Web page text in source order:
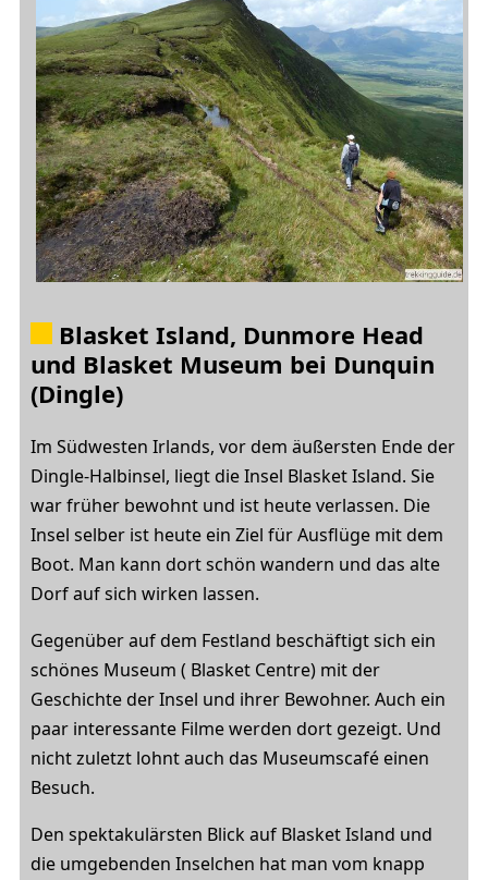
Blasket Island, Dunmore Head
und Blasket Museum bei Dunquin
(Dingle)
Im Südwesten Irlands, vor dem äußersten Ende der
Dingle-Halbinsel, liegt die Insel Blasket Island. Sie
war früher bewohnt und ist heute verlassen. Die
Insel selber ist heute ein Ziel für Ausflüge mit dem
Boot. Man kann dort schön wandern und das alte
Dorf auf sich wirken lassen.
Gegenüber auf dem Festland beschäftigt sich ein
schönes Museum ( Blasket Centre) mit der
Geschichte der Insel und ihrer Bewohner. Auch ein
paar interessante Filme werden dort gezeigt. Und
nicht zuletzt lohnt auch das Museumscafé einen
Besuch.
Den spektakulärsten Blick auf Blasket Island und
die umgebenden Inselchen hat man vom knapp